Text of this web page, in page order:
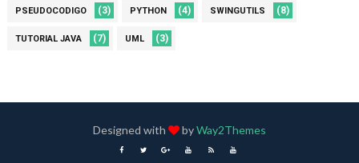
PSEUDOCODIGO (3) PYTHON (4) SWINGUTILS (8)
TUTORIAL JAVA (7) UML (3)
Designed with byWay2Themes